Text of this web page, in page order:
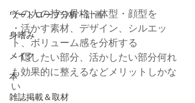
ワードローブ分析・計画
身嗜み
メイク
本
雑誌掲載＆取材
その人の持つ骨格・体型・顔型を
・活かす素材、デザイン、シルエッ
ト、ボリューム感を分析する
・隠したい部分、活かしたい部分何れ
も効果的に整えるなどメリットしかな
い